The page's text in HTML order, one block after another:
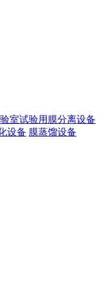
室试验用膜分离设备
设备 膜蒸馏设备